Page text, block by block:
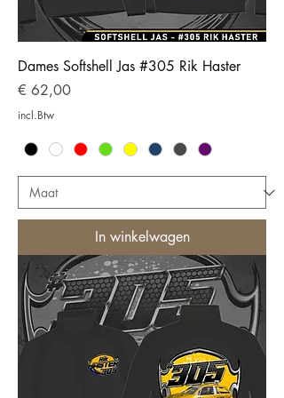
Dames Softshell Jas #305 Rik Haster
Prijs
€ 62,00
incl.Btw
In winkelwagen